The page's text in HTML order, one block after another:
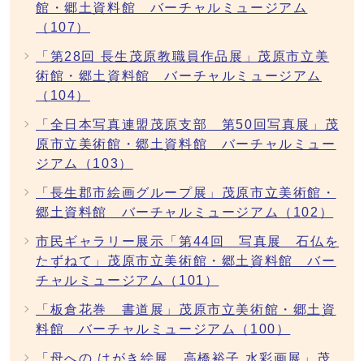
館・郷土資料館 バーチャルミュージアム
（107）
「第28回 長生茂原教職員作品展」茂原市立美
術館・郷土資料館 バーチャルミュージアム
（104）
「全日本写真連盟茂原支部 第50回写真展」茂
原市立美術館・郷土資料館 バーチャルミュー
ジアム（103）
「長生郡市絵画グループ展」茂原市立美術館・
郷土資料館 バーチャルミュージアム（102）
市民ギャラリー展示「第44回 写真展 石仏を
たずねて」茂原市立美術館・郷土資料館 バー
チャルミュージアム（101）
「板倉花巻 書道展」茂原市立美術館・郷土資
料館 バーチャルミュージアム（100）
「母への はがき絵展 高橋裕子 水彩画展」茂